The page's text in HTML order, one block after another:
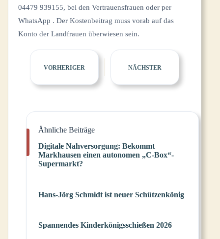
04479 939155, bei den Vertrauensfrauen oder per
WhatsApp . Der Kostenbeitrag muss vorab auf das
Konto der Landfrauen überwiesen sein.
VORHERIGER NÄCHSTER
Ähnliche Beiträge
Digitale Nahversorgung: Bekommt
Markhausen einen autonomen „C-Box“-
Supermarkt?
Hans-Jörg Schmidt ist neuer Schützenkönig
Spannendes Kinderkönigsschießen 2026